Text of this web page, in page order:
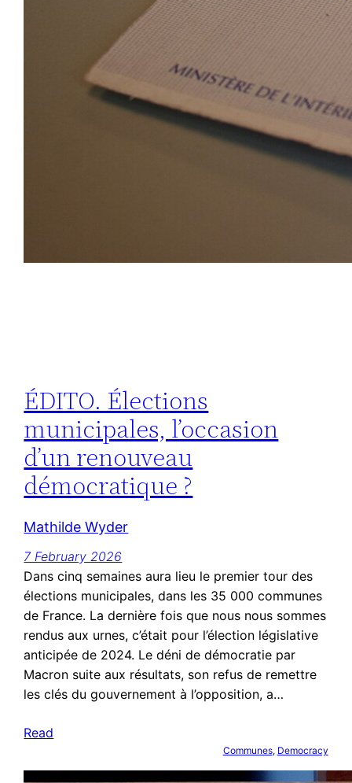
ÉDITO. Élections
municipales, l’occasion
d’un renouveau
démocratique ?
Mathilde Wyder
7 February 2026
Dans cinq semaines aura lieu le premier tour des
élections municipales, dans les 35 000 communes
de France. La dernière fois que nous nous sommes
rendus aux urnes, c’était pour l’élection législative
anticipée de 2024. Le déni de démocratie par
Macron suite aux résultats, son refus de remettre
les clés du gouvernement à l’opposition, a…
Read
Communes, Democracy